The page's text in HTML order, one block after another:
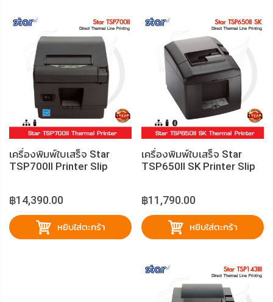
เครื่องพิมพ์ใบเสร็จ Star
TSP700II Printer Slip
฿14,390.00
หยิบใส่ตะกร้า
เครื่องพิมพ์ใบเสร็จ Star
TSP650II SK Printer Slip
฿11,790.00
หยิบใส่ตะกร้า